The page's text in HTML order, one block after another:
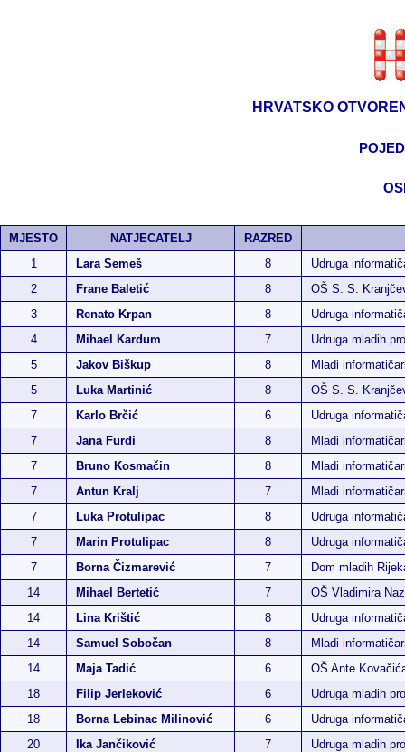
HRVATSKO
MJESTO NATJECATELJ
RAZRED
1
Lara Semeš 8
Udruga
2
Frane Baletić 8
OŠ S. S.
3
Renato Krpan 8
Udruga
4
Mihael Kardum 7
Udruga mladih
5
Jakov Biškup 8
Mladi
5
Luka Martinić 8
OŠ S. S.
7
Karlo Brčić 6
Udruga
7
Jana Furdi 8
Mladi
7
Bruno Kosmačin 8
Mladi
7
Antun Kralj 7
Mladi
7
Luka Protulipac 8
Udruga
7
Marin Protulipac 8
Udruga
7
Borna Čizmarević 7
Dom mladih
14
Mihael Bertetić 7
OŠ Vladimira
14
Lina Krištić 8
Udruga
14
Samuel Sobočan 8
Mladi
14
Maja Tadić 6
OŠ Ante
18
Filip Jerleković 6
Udruga mladih
18
Borna Lebinac Milinović 6
Udruga
20
Ika Jančiković 7
Udruga mladih